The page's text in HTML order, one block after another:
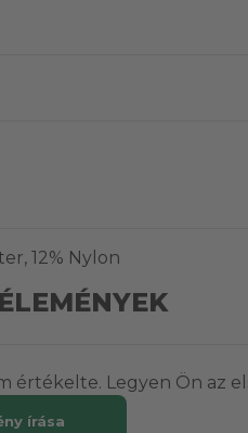
12% Nylon
értékelte. Legyen Ön az
írása